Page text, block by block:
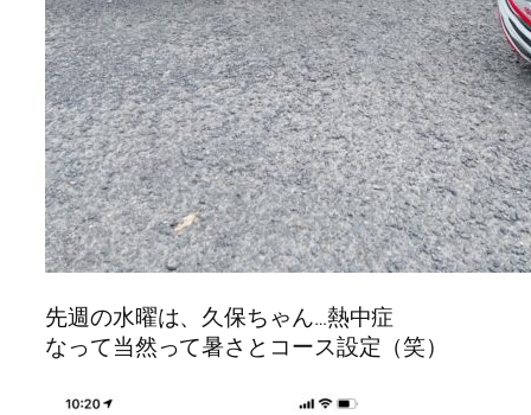
先週の水曜は、久保ちゃん…熱中症
なって当然って暑さとコース設定（笑）